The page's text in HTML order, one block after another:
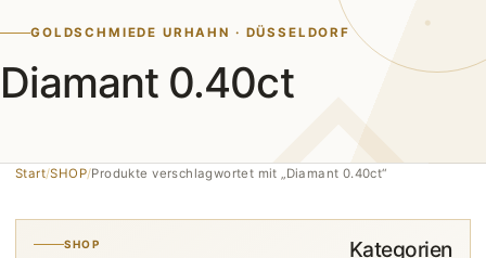
GOLDSCHMIEDE URHAHN · DÜSSELDORF
Diamant 0.40ct
Start/SHOP/Produkte verschlagwortet mit „Diamant 0.40ct“
SHOP Kategorien